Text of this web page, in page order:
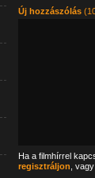
Új hozzászólás
Ha a filmhírrel
regisztráljon , vagy